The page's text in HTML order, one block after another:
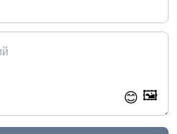
😊 🖼️